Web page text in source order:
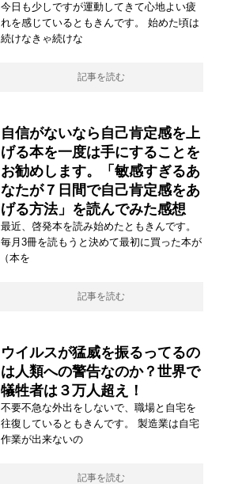
今日も少しですが運動してきて心地よい疲
れを感じているともきんです。 始めた頃は
続けなきゃ続けな
記事を読む
自信がないなら自己肯定感を上
げる本を一度は手にすることを
お勧めします。「敏感すぎるあ
なたが７日間で自己肯定感をあ
げる方法」を読んでみた感想
最近、啓発本を読み始めたともきんです。
毎月3冊を読もうと決めて最初に買った本が
（本を
記事を読む
ウイルスが猛威を振るってるの
は人類への警告なのか？世界で
犠牲者は３万人超え！
不要不急な外出をしないで、職場と自宅を
往復しているともきんです。 製造業は自宅
作業が出来ないの
記事を読む